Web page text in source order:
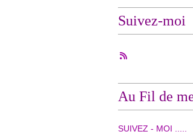
Suivez-moi
Au Fil de
SUIVEZ - MOI .....